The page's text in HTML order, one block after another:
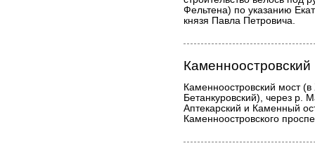
Фельтена) по указанию
князя Павла Петровича.
Каменноостровский
Каменноостровский мост
Бетанкуровский), через р.
Аптекарский и Каменный
Каменноостровского